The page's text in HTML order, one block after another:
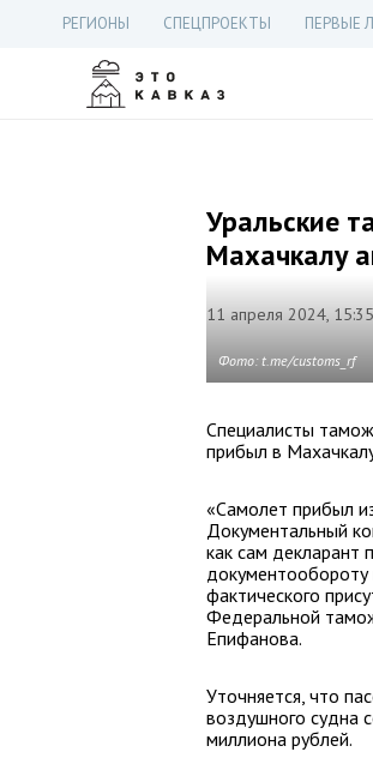
РЕГИОНЫ СПЕЦПРОЕКТЫ ПЕРВЫЕ
Уральские
Махачкалу
11 апреля 2024, 15:35
Фото: t.me/customs_rf
Специалисты
прибыл в
«Самолет прибыл
Документальный
как сам декларант
фактического
Федеральной
Епифанова.
Уточняется, что
воздушного судна
миллиона рублей.